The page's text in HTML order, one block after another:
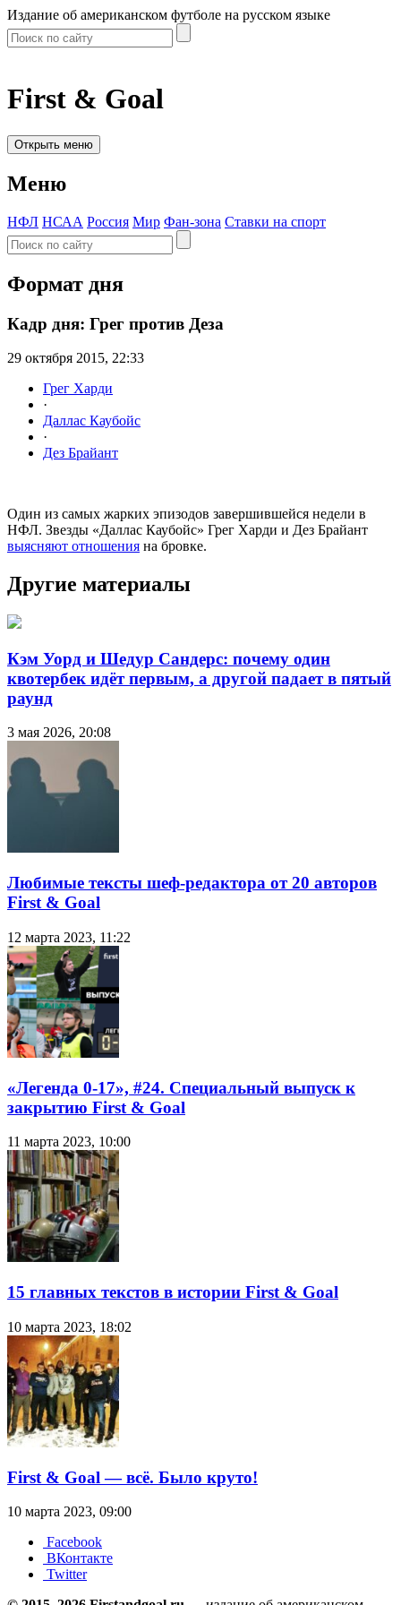
Издание об американском футболе на русском языке
First & Goal
Открыть меню
Меню
НФЛ НСАА Россия Мир Фан-зона Ставки на спорт
Формат дня
Кадр дня: Грег против Деза
29 октября 2015, 22:33
Грег Харди
·
Даллас Каубойс
·
Дез Брайант
Один из самых жарких эпизодов завершившейся недели в
НФЛ. Звезды «Даллас Каубойс» Грег Харди и Дез Брайант
выясняют отношения на бровке.
Другие материалы
Кэм Уорд и Шедур Сандерс: почему один
квотербек идёт первым, а другой падает в пятый
раунд
3 мая 2026, 20:08
Любимые тексты шеф-редактора от 20 авторов
First & Goal
12 марта 2023, 11:22
«Легенда 0-17», #24. Специальный выпуск к
закрытию First & Goal
11 марта 2023, 10:00
15 главных текстов в истории First & Goal
10 марта 2023, 18:02
First & Goal — всё. Было круто!
10 марта 2023, 09:00
Facebook
ВКонтакте
Twitter